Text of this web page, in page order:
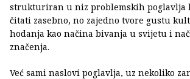
strukturiran u niz problemskih poglavlja
čitati zasebno, no zajedno tvore gustu
hodanja kao načina bivanja u svijetu i
značenja.
Već sami naslovi poglavlja, uz nekoliko